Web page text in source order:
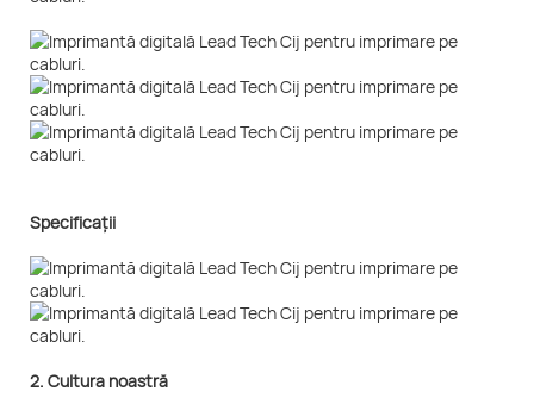
Specificații
2. Cultura noastră